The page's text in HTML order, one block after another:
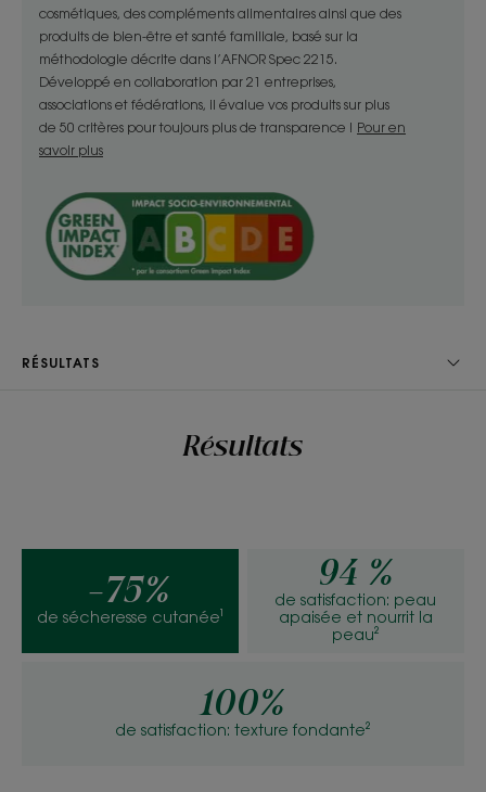
nettoie les peaux sèches à très sèches, sans
agresser.
- Intensément nourrissante : riche en agents
hautement nutritifs, la Crème douche nourrit
intensément et relipide l’épiderme dès
l’application.
transforme la douche en un vrai moment de soin
et de douceur.
Senteur du contenu
cosmétiques, des compléments alimentaires ainsi que des
produits de bien-être et santé familiale, basé sur la
méthodologie décrite dans l’AFNOR Spec 2215.
Développé en collaboration par 21 entreprises,
associations et fédérations, il évalue vos produits sur plus
de 50 critères pour toujours plus de transparence ! Pour en
savoir plus
RÉSULTATS
Résultats
-75%
de sécheresse cutanée¹
94 %
de satisfaction: peau
apaisée et nourrit la
peau²
100%
de satisfaction: texture fondante²